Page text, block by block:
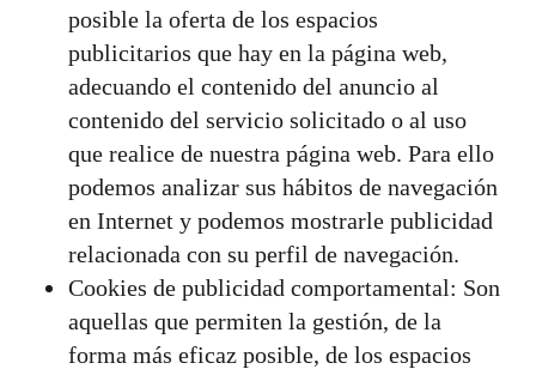
posible la oferta de los espacios
publicitarios que hay en la página web,
adecuando el contenido del anuncio al
contenido del servicio solicitado o al uso
que realice de nuestra página web. Para ello
podemos analizar sus hábitos de navegación
en Internet y podemos mostrarle publicidad
relacionada con su perfil de navegación.
Cookies de publicidad comportamental: Son
aquellas que permiten la gestión, de la
forma más eficaz posible, de los espacios